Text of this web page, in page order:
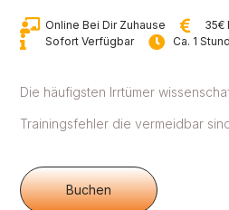
Online Bei Dir Zuhause
35€
Sofort Verfügbar
Ca. 1
Die häufigsten Irrtümer
Trainingsfehler die vermeidbar
Buchen